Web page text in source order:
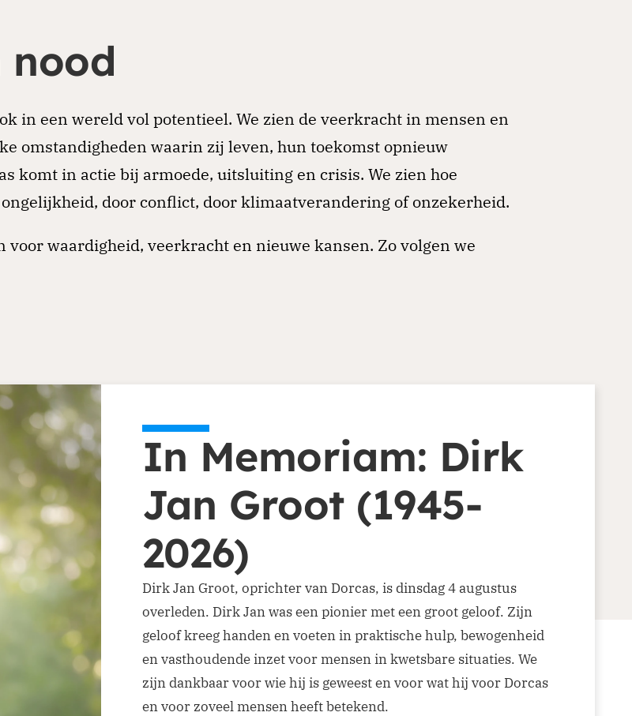
nood
in een wereld vol potentieel. We zien de veerkracht in mensen en
omstandigheden waarin zij leven, hun toekomst opnieuw
komt in actie bij armoede, uitsluiting en crisis. We zien hoe
door conflict, door klimaatverandering of onzekerheid.
voor waardigheid, veerkracht en nieuwe kansen. Zo volgen we
In Memoriam: Dirk
Jan Groot (1945-
2026)
Dirk Jan Groot, oprichter van Dorcas, is dinsdag 4 augustus
overleden. Dirk Jan was een pionier met een groot geloof. Zijn
geloof kreeg handen en voeten in praktische hulp, bewogenheid
en vasthoudende inzet voor mensen in kwetsbare situaties. We
zijn dankbaar voor wie hij is geweest en voor wat hij voor Dorcas
en voor zoveel mensen heeft betekend.